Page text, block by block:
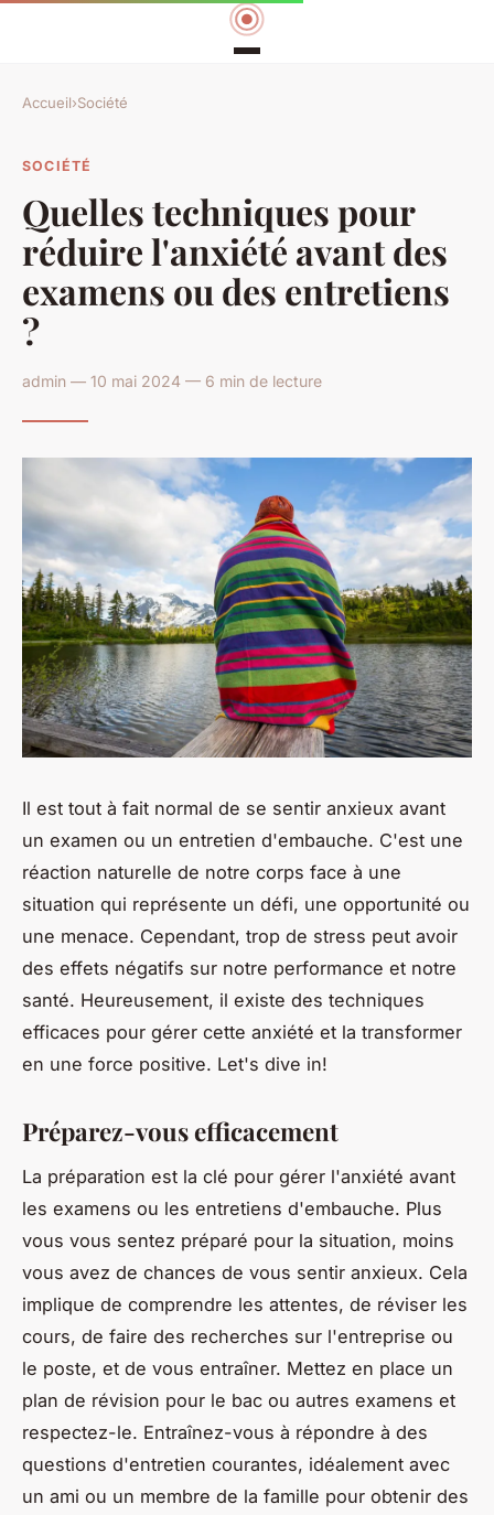
Accueil›Société
SOCIÉTÉ
Quelles techniques pour
réduire l'anxiété avant des
examens ou des entretiens
?
admin — 10 mai 2024 — 6 min de lecture
Il est tout à fait normal de se sentir anxieux avant
un examen ou un entretien d'embauche. C'est une
réaction naturelle de notre corps face à une
situation qui représente un défi, une opportunité ou
une menace. Cependant, trop de stress peut avoir
des effets négatifs sur notre performance et notre
santé. Heureusement, il existe des techniques
efficaces pour gérer cette anxiété et la transformer
en une force positive. Let's dive in!
Préparez-vous efficacement
La préparation est la clé pour gérer l'anxiété avant
les examens ou les entretiens d'embauche. Plus
vous vous sentez préparé pour la situation, moins
vous avez de chances de vous sentir anxieux. Cela
implique de comprendre les attentes, de réviser les
cours, de faire des recherches sur l'entreprise ou
le poste, et de vous entraîner. Mettez en place un
plan de révision pour le bac ou autres examens et
respectez-le. Entraînez-vous à répondre à des
questions d'entretien courantes, idéalement avec
un ami ou un membre de la famille pour obtenir des